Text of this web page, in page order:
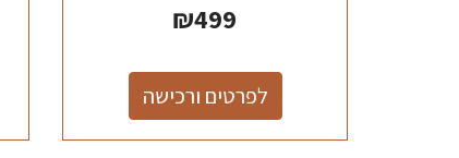
₪499
לפרטים ורכישה